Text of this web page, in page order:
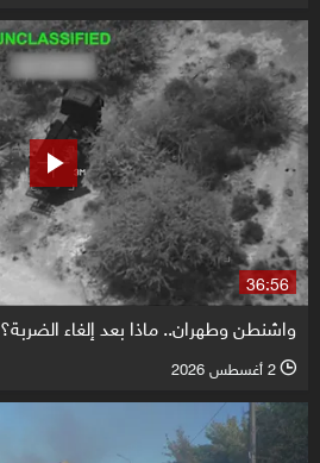
36:56
واشنطن وطهران.. ماذا بعد إلغاء الضربة؟
l 2 أغسطس 2026